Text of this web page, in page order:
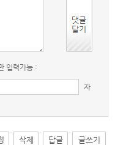
입력가능 :
자
삭제 답글 글쓰기